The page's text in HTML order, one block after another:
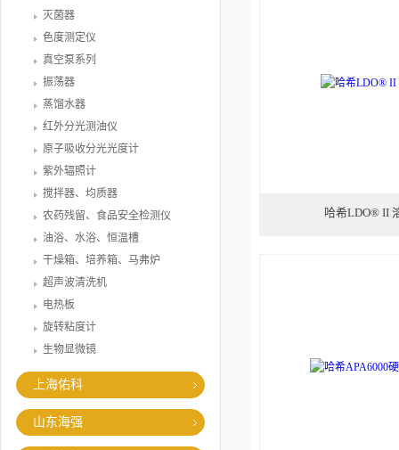
灭菌器
色度测定仪
真空泵系列
振荡器
蒸馏水器
红外分光测油仪
原子吸收分光光度计
紫外辐照计
搅拌器、均质器
农药残留、食品安全检测仪
油浴、水浴、恒温槽
干燥箱、培养箱、马弗炉
超声波清洗机
电热板
旋转粘度计
生物显微镜
上海佑科
山东海强
哈希LDO® II